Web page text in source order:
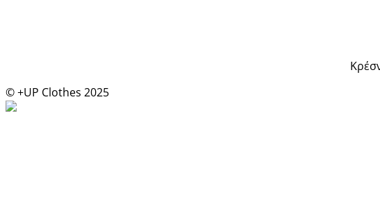
© +UP Clothes 2025